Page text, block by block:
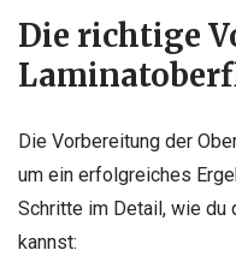
Die richtige
Die Vorbereitung der
um ein erfolgreiches
Schritte im Detail, wie du
kannst: